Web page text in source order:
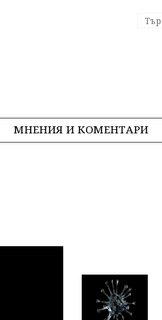
МНЕНИЯ И КОМЕНТАРИ